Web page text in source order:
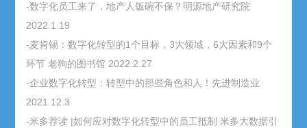
-数字化员工来了，地产人饭碗不保？明源地产研究院
2022.1.19
-麦肯锡：数字化转型的1个目标，3大领域，6大因素和9个
环节 老狗的图书馆 2022.2.27
-企业数字化转型：转型中的那些角色和人！先进制造业
2021.12.3
-米多荐读 |如何应对数字化转型中的员工抵制 米多大数据引